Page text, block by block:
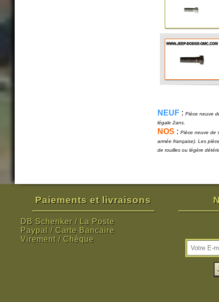
NEUF : Pièce neuve
légale 2ans.
NOS : Pièce neuve de
armée française). Les
de rouilles ou légère
Paiements et livraisons
DB Schenker / La Poste
Paypal / Carte Bancaire
Virement / Chèque